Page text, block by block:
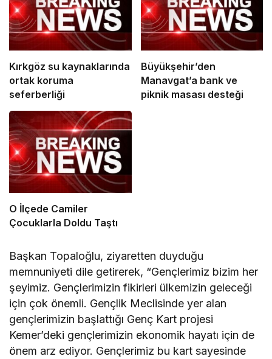
Kırkgöz su kaynaklarında
ortak koruma
seferberliği
Büyükşehir’den
Manavgat’a bank ve
piknik masası desteği
O İlçede Camiler
Çocuklarla Doldu Taştı
Başkan Topaloğlu, ziyaretten duyduğu
memnuniyeti dile getirerek, “Gençlerimiz bizim her
şeyimiz. Gençlerimizin fikirleri ülkemizin geleceği
için çok önemli. Gençlik Meclisinde yer alan
gençlerimizin başlattığı Genç Kart projesi
Kemer’deki gençlerimizin ekonomik hayatı için de
önem arz ediyor. Gençlerimiz bu kart sayesinde